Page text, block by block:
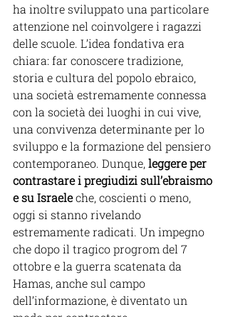
ha inoltre sviluppato una particolare
attenzione nel coinvolgere i ragazzi
delle scuole. L’idea fondativa era
chiara: far conoscere tradizione,
storia e cultura del popolo ebraico,
una società estremamente connessa
con la società dei luoghi in cui vive,
una convivenza determinante per lo
sviluppo e la formazione del pensiero
contemporaneo. Dunque, leggere per
contrastare i pregiudizi sull’ebraismo
e su Israele che, coscienti o meno,
oggi si stanno rivelando
estremamente radicati. Un impegno
che dopo il tragico progrom del 7
ottobre e la guerra scatenata da
Hamas, anche sul campo
dell’informazione, è diventatoun